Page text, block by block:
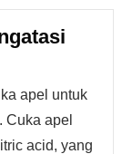
apel untuk
Cuka apel
acid, yang